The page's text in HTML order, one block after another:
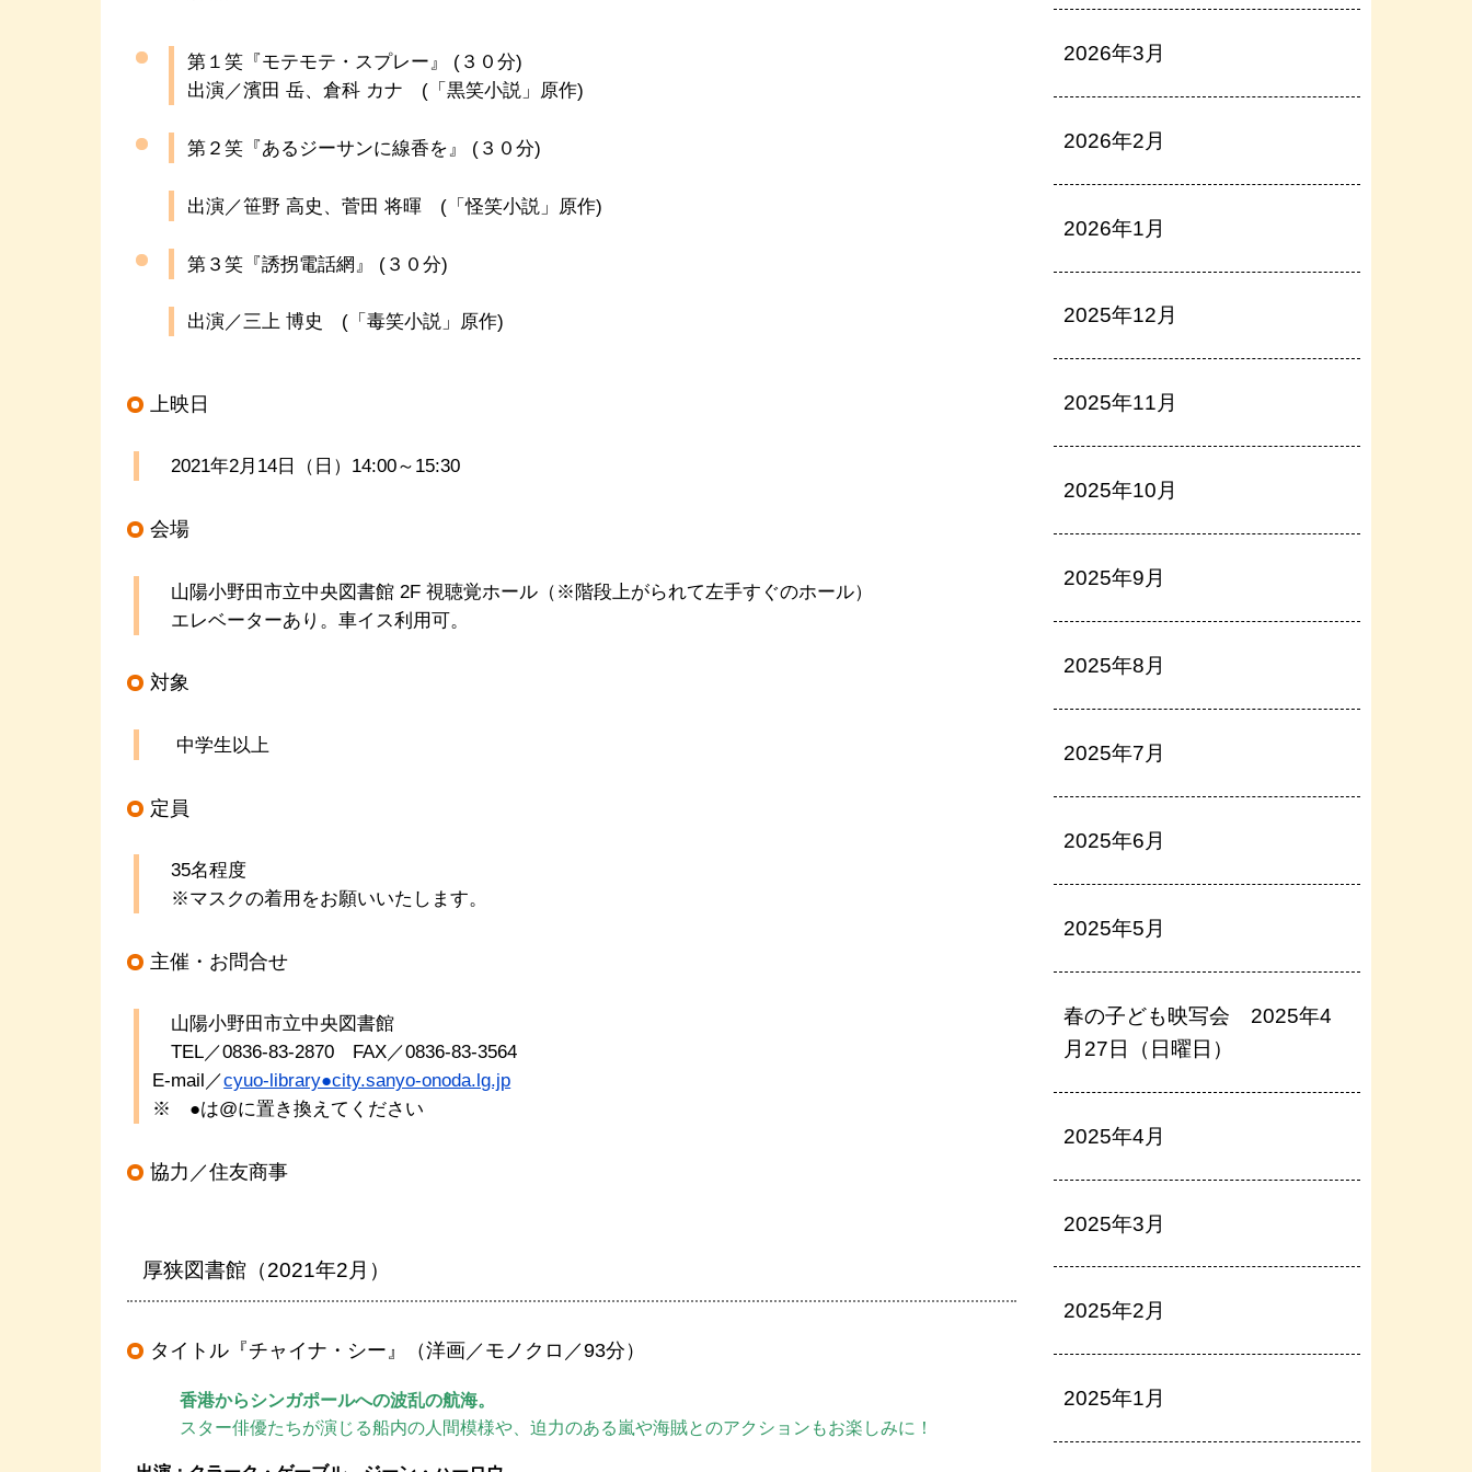
第１笑『モテモテ・スプレー』 (３０分)
出演／濱田 岳、倉科 カナ (「黒笑小説」原作)
第２笑『あるジーサンに線香を』 (３０分)
出演／笹野 高史、菅田 将暉 (「怪笑小説」原作)
第３笑『誘拐電話網』 (３０分)
出演／三上 博史 (「毒笑小説」原作)
上映日
2021年2月14日（日）14:00～15:30
会場
山陽小野田市立中央図書館 2F 視聴覚ホール（※階段上がられて左手すぐのホール）
エレベーターあり。車イス利用可。
対象
中学生以上
定員
35名程度
※マスクの着用をお願いいたします。
主催・お問合せ
山陽小野田市立中央図書館
TEL／0836-83-2870 FAX／0836-83-3564
E-mail／cyuo-library●city.sanyo-onoda.lg.jp
※ ●は@に置き換えてください
協力／住友商事
厚狭図書館（2021年2月）
タイトル『チャイナ・シー 』（洋画／モノクロ／93分）
香港からシンガポールへの波乱の航海。
スター俳優たちが演じる船内の人間模様や、迫力のある嵐や海賊とのアクションもお楽しみに！
2026年3月
2026年2月
2026年1月
2025年12月
2025年11月
2025年10月
2025年9月
2025年8月
2025年7月
2025年6月
2025年5月
春の子ども映写会 2025年4
月27日（日曜日）
2025年4月
2025年3月
2025年2月
2025年1月